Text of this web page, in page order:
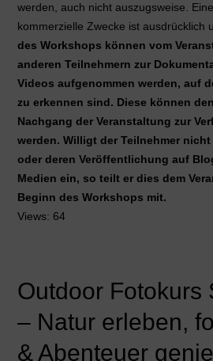
werden, auch nicht auszugsweise.
kommerzielle Zwecke ist ausdrücklich
des Workshops können vom
anderen Teilnehmern zur
Videos aufgenommen werden, auf
zu erkennen sind. Diese können
Nachgang der Veranstaltung zur
werden. Willigt der Teilnehmer
oder deren Veröffentlichung auf
Medien ein, so teilt er dies dem
Beginn des Workshops mit.
Views: 64
Outdoor Fotokurs
– Natur erleben,
& Abenteuer